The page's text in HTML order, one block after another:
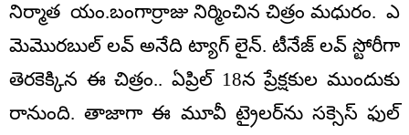
నిర్మాత యం.బంగార్రాజు నిర్మించిన చిత్రం మధురం. ఎ
మెమొరబుల్ లవ్ అనేది ట్యాగ్ లైన్. టీనేజ్ లవ్ స్టోరీగా
తెరకెక్కిన ఈ చిత్రం.. ఏప్రిల్ 18న ప్రేక్షకుల ముందుకు
రానుంది. తాజాగా ఈ మూవీ ట్రైలర్‌‌ను సక్సెస్ ఫుల్